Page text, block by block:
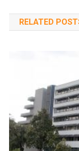
RELATED